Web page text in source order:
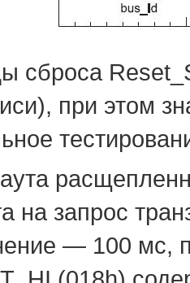
сброса
при этом
на запрос
— 100 мс,